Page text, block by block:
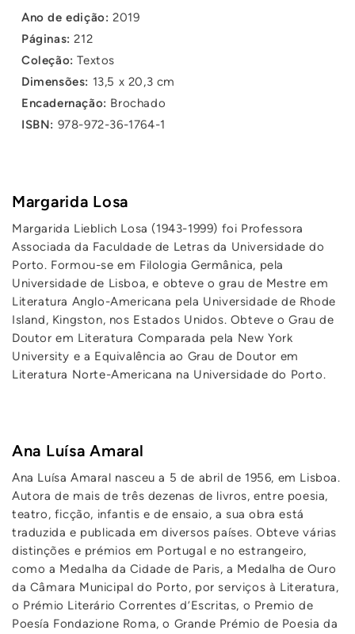
Ano de edição: 2019
Páginas: 212
Coleção: Textos
Dimensões: 13,5 x 20,3 cm
Encadernação: Brochado
ISBN: 978-972-36-1764-1
Margarida Losa
Margarida Lieblich Losa (1943-1999) foi Professora
Associada da Faculdade de Letras da Universidade do
Porto. Formou-se em Filologia Germânica, pela
Universidade de Lisboa, e obteve o grau de Mestre em
Literatura Anglo-Americana pela Universidade de Rhode
Island, Kingston, nos Estados Unidos. Obteve o Grau de
Doutor em Literatura Comparada pela New York
University e a Equivalência ao Grau de Doutor em
Literatura Norte-Americana na Universidade do Porto.
Ana Luísa Amaral
Ana Luísa Amaral nasceu a 5 de abril de 1956, em Lisboa.
Autora de mais de três dezenas de livros, entre poesia,
teatro, ficção, infantis e de ensaio, a sua obra está
traduzida e publicada em diversos países. Obteve várias
distinções e prémios em Portugal e no estrangeiro,
como a Medalha da Cidade de Paris, a Medalha de Ouro
da Câmara Municipal do Porto, por serviços à Literatura,
o Prémio Literário Correntes d’Escritas, o Premio de
Poesía Fondazione Roma, o Grande Prémio de Poesia da